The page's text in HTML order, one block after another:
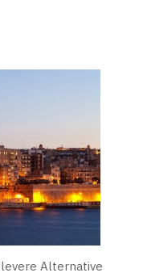
Alternative